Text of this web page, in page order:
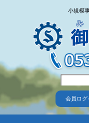
小規模
会員ログ